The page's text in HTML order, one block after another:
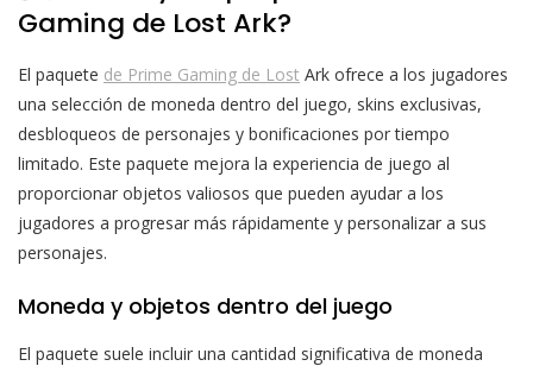
Gaming de Lost Ark?
El paquete de Prime Gaming de Lost Ark ofrece a los jugadores
una selección de moneda dentro del juego, skins exclusivas,
desbloqueos de personajes y bonificaciones por tiempo
limitado. Este paquete mejora la experiencia de juego al
proporcionar objetos valiosos que pueden ayudar a los
jugadores a progresar más rápidamente y personalizar a sus
personajes.
Moneda y objetos dentro del juego
El paquete suele incluir una cantidad significativa de moneda